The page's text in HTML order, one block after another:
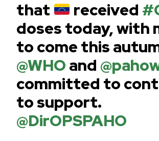
that
received
doses today, with
to come this
@WHO and
committed to
to support.
@DirOPSPAHO